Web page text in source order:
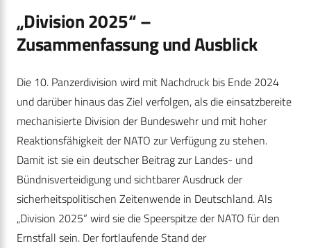
„Division 2025“ –
Zusammenfassung und Ausblick
Die 10. Panzerdivision wird mit Nachdruck bis Ende 2024
und darüber hinaus das Ziel verfolgen, als die einsatzbereite
mechanisierte Division der Bundeswehr und mit hoher
Reaktionsfähigkeit der NATO zur Verfügung zu stehen.
Damit ist sie ein deutscher Beitrag zur Landes- und
Bündnisverteidigung und sichtbarer Ausdruck der
sicherheitspolitischen Zeitenwende in Deutschland. Als
„Division 2025“ wird sie die Speerspitze der NATO für den
Ernstfall sein. Der fortlaufende Stand der